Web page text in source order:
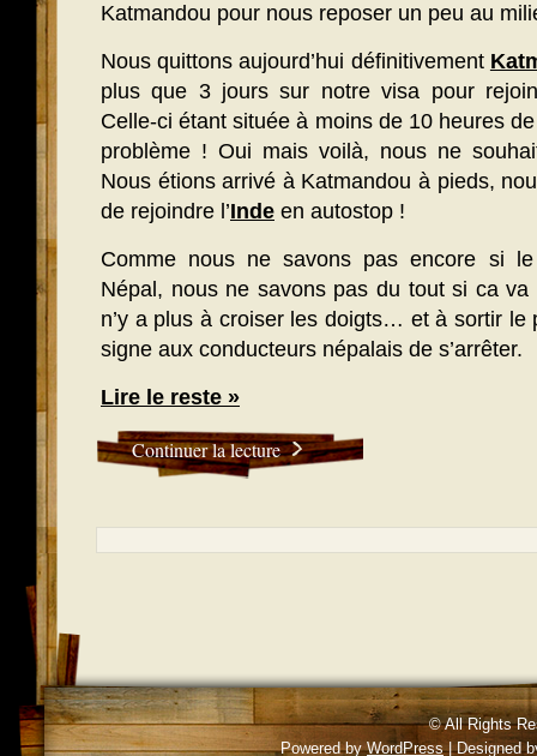
Katmandou pour nous reposer un peu au
Nous quittons aujourd’hui définitivement
plus que 3 jours sur notre visa pour
Celle-ci étant située à moins de 10 heures
problème ! Oui mais voilà, nous ne
Nous étions arrivé à Katmandou à pieds,
de rejoindre l’Inde en autostop !
Comme nous ne savons pas encore si
Népal, nous ne savons pas du tout si ca
n’y a plus à croiser les doigts… et à sortir le
signe aux conducteurs népalais de s’arrêter.
Lire le reste »
Continuer la lecture
© All Rights
Powered byWordPress| Designed